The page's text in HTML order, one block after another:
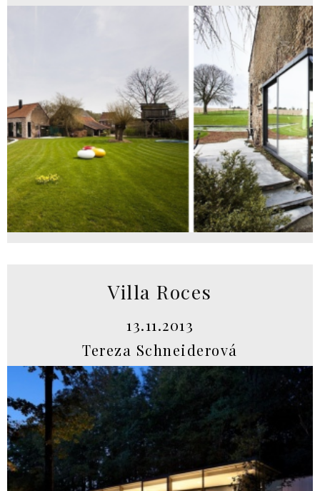
Villa Roces
13.11.2013
Tereza Schneiderová